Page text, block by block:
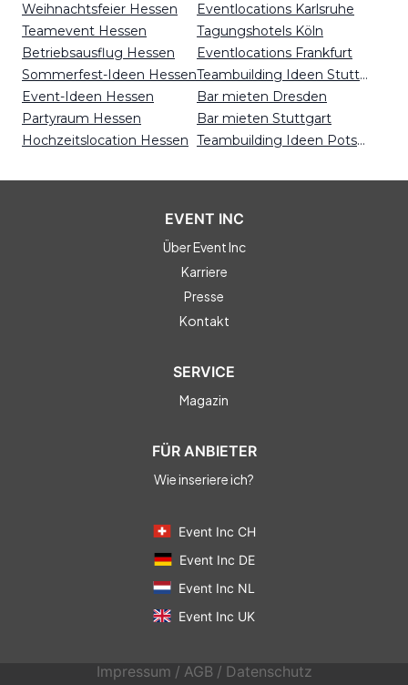
Weihnachtsfeier Hessen
Teamevent Hessen
Betriebsausflug Hessen
Sommerfest-Ideen Hessen
Event-Ideen Hessen
Partyraum Hessen
Hochzeitslocation Hessen
Eventlocations Karlsruhe
Tagungshotels Köln
Eventlocations Frankfurt
Teambuilding Ideen Stuttgart
Bar mieten Dresden
Bar mieten Stuttgart
Teambuilding Ideen Potsdam
EVENT INC
Über Event Inc
Karriere
Presse
Kontakt
SERVICE
Magazin
FÜR ANBIETER
Wie inseriere ich?
Event Inc CH
Event Inc DE
Event Inc NL
Event Inc UK
Impressum / AGB / Datenschutz